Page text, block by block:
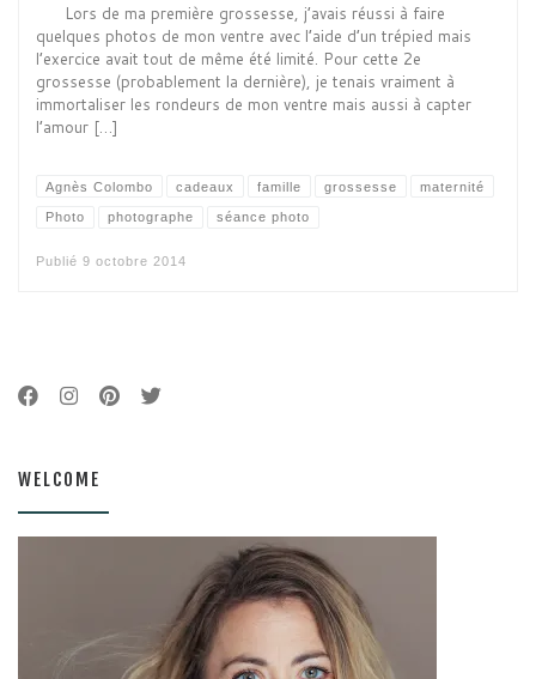
Lors de ma première grossesse, j’avais réussi à faire
quelques photos de mon ventre avec l’aide d’un trépied mais
l’exercice avait tout de même été limité. Pour cette 2e
grossesse (probablement la dernière), je tenais vraiment à
immortaliser les rondeurs de mon ventre mais aussi à capter
l’amour […]
Agnès Colombo cadeaux famille grossesse maternité
Photo photographe séance photo
Publié 9 octobre 2014
WELCOME